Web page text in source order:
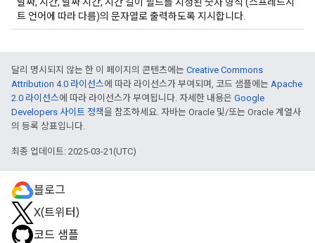
트 언어에 따라 다름)의 문자열로 출력하도록 지시합니다.
달리 명시되지 않는 한 이 페이지의 콘텐츠에는 Creative Commons
Attribution 4.0 라이선스에 따라 라이선스가 부여되며, 코드 샘플에는 Apache
2.0 라이선스에 따라 라이선스가 부여됩니다. 자세한 내용은 Google
Developers 사이트 정책을 참조하세요. 자바는 Oracle 및/또는 Oracle 계열사
의 등록 상표입니다.
최종 업데이트: 2025-03-21(UTC)
블로그
X(트위터)
코드 샘플